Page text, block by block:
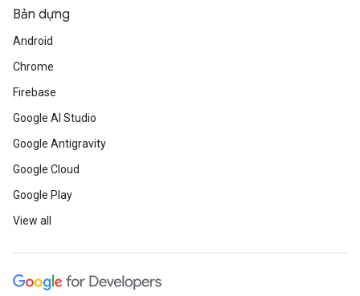
Bản dựng
Android
Chrome
Firebase
Google AI Studio
Google Antigravity
Google Cloud
Google Play
View all